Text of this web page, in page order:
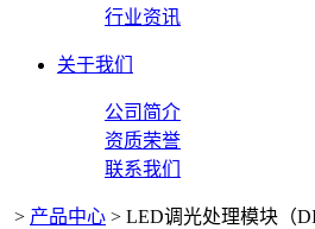
行业资讯
关于我们
公司简介
资质荣誉
联系我们
> 产品中心 > LED调光处理模块（